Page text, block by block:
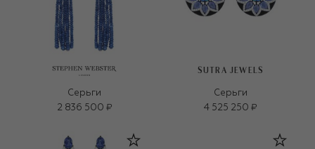
Серьги
2 836 500 ₽
SUTRA JEWELS
Серьги
4 525 250 ₽